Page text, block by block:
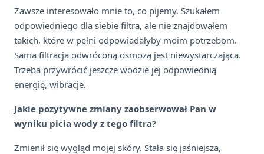
Zawsze interesowało mnie to, co pijemy. Szukałem
odpowiedniego dla siebie filtra, ale nie znajdowałem
takich, które w pełni odpowiadałyby moim potrzebom.
Sama filtracja odwróconą osmozą jest niewystarczająca.
Trzeba przywrócić jeszcze wodzie jej odpowiednią
energię, wibracje.
Jakie pozytywne zmiany zaobserwował Pan w
wyniku picia wody z tego filtra?
Zmienił się wygląd mojej skóry. Stała się jaśniejsza,